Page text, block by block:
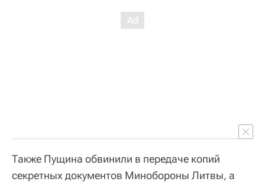
Также Пущина обвинили в передаче копий
секретных документов Минобороны Литвы, а